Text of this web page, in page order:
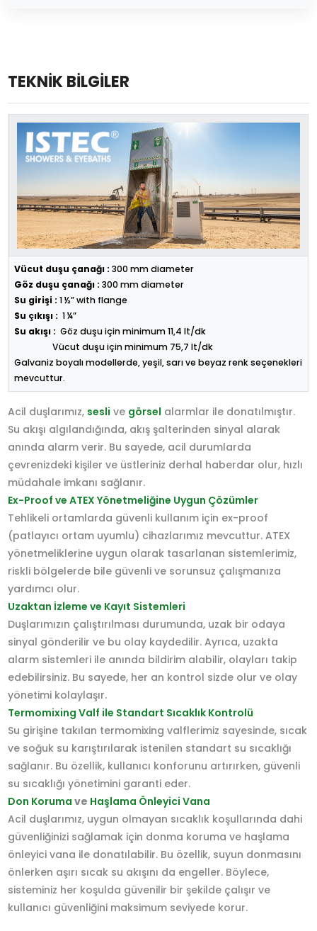
TEKNİK BİLGİLER
Vücut duşu çanağı : 300 mm diameter
Göz duşu çanağı : 300 mm diameter
Su girişi : 1 ½” with flange
Su çıkışı : 1 ¼”
Su akışı : Göz duşu için minimum 11,4 lt/dk
Vücut duşu için minimum 75,7 lt/dk
Galvaniz boyalı modellerde, yeşil, sarı ve beyaz renk seçenekleri
mevcuttur.
Acil duşlarımız, sesli ve görsel alarmlar ile donatılmıştır.
Su akışı algılandığında, akış şalterinden sinyal alarak
anında alarm verir. Bu sayede, acil durumlarda
çevrenizdeki kişiler ve üstleriniz derhal haberdar olur, hızlı
müdahale imkanı sağlanır.
Ex-Proof ve ATEX Yönetmeliğine Uygun Çözümler
Tehlikeli ortamlarda güvenli kullanım için ex-proof
(patlayıcı ortam uyumlu) cihazlarımız mevcuttur. ATEX
yönetmeliklerine uygun olarak tasarlanan sistemlerimiz,
riskli bölgelerde bile güvenli ve sorunsuz çalışmanıza
yardımcı olur.
Uzaktan İzleme ve Kayıt Sistemleri
Duşlarımızın çalıştırılması durumunda, uzak bir odaya
sinyal gönderilir ve bu olay kaydedilir. Ayrıca, uzakta
alarm sistemleri ile anında bildirim alabilir, olayları takip
edebilirsiniz. Bu sayede, her an kontrol sizde olur ve olay
yönetimi kolaylaşır.
Termomixing Valf ile Standart Sıcaklık Kontrolü
Su girişine takılan termomixing valflerimiz sayesinde, sıcak
ve soğuk su karıştırılarak istenilen standart su sıcaklığı
sağlanır. Bu özellik, kullanıcı konforunu artırırken, güvenli
su sıcaklığı yönetimini garanti eder.
Don Koruma ve Haşlama Önleyici Vana
Acil duşlarımız, uygun olmayan sıcaklık koşullarında dahi
güvenliğinizi sağlamak için donma koruma ve haşlama
önleyici vana ile donatılabilir. Bu özellik, suyun donmasını
önlerken aşırı sıcak su akışını da engeller. Böylece,
sisteminiz her koşulda güvenilir bir şekilde çalışır ve
kullanıcı güvenliğini maksimum seviyede korur.